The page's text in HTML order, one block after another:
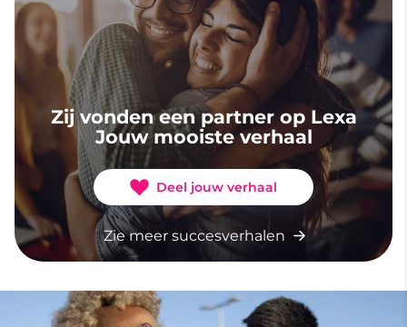
Zij vonden een partner op Lexa
Jouw mooiste verhaal
Deel jouw verhaal
Zie meer succesverhalen